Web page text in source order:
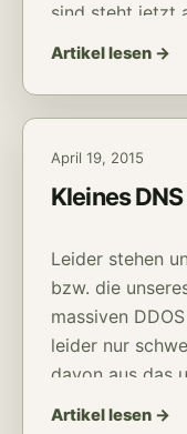
sind steht jetzt
auf Debian 8.0
aber sicherlich
Artikel lesen →
April 19, 2015
Kleines
Leider stehen
bzw. die
massiven
leider nur
davon aus das
recht Zeitnah
Artikel lesen →